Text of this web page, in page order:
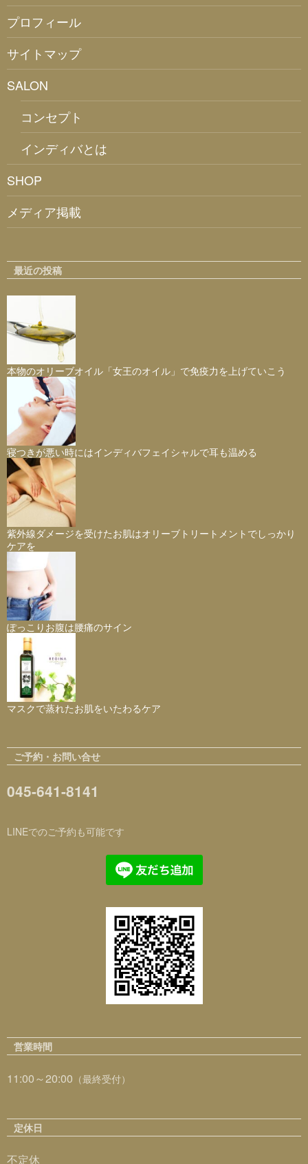
プロフィール
サイトマップ
SALON
コンセプト
インディバとは
SHOP
メディア掲載
最近の投稿
本物のオリーブオイル「女王のオイル」で免疫力を上げていこう
寝つきが悪い時にはインディバフェイシャルで耳も温める
紫外線ダメージを受けたお肌はオリーブトリートメントでしっかり
ケアを
ぽっこりお腹は腰痛のサイン
マスクで蒸れたお肌をいたわるケア
ご予約・お問い合せ
045-641-8141
LINEでのご予約も可能です
営業時間
11:00～20:00 （最終受付）
定休日
不定休